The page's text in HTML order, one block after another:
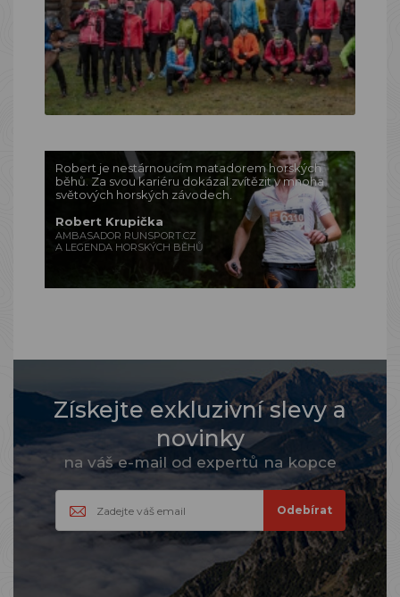
Robert je nestárnoucím matadorem horských
běhů. Za svou kariéru dokázal zvítězit v mnoha
světových horských závodech.
Robert Krupička
AMBASADOR RUNSPORT.CZ
A LEGENDA HORSKÝCH BĚHŮ
Získejte exkluzivní slevy a
novinky
na váš e-mail od expertů na kopce